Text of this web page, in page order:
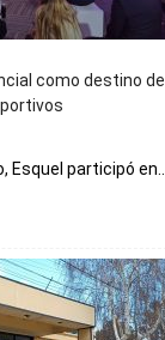
como destino de
Esquel participó en...